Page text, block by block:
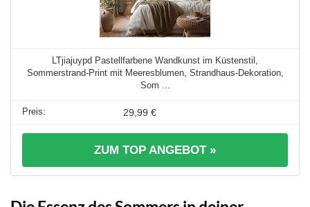
LTjiajuypd Pastellfarbene Wandkunst im Küstenstil,
Sommerstrand-Print mit Meeresblumen, Strandhaus-Dekoration,
Som ...
29,99 €
ZUM TOP ANGEBOT »